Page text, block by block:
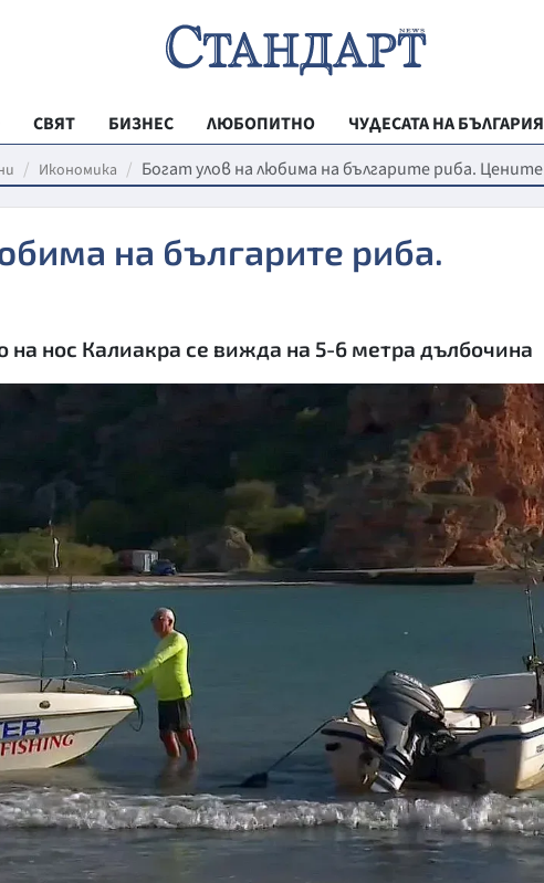
СВЯТ БИЗНЕС ЛЮБОПИТНО ЧУДЕСАТА НА БЪЛГАРИЯ
РЕГИОНАЛНИ
ВЕСТНИК
МЛАДЕЖКА
МОЯТ ГРАД
ТЕХНОЛОГИИ
ДА!НА
ДА! НА
КУЛТУРА
ПРАВОСЪДИЕ
ВЯРА
ОБЯВИ
ВОЙНАТА В
ВРЕМЕТО
Икономика Богат улов на любима на българите риба.
на българите риба.
на нос Калиакра се вижда на 5-6 метра дълбочина